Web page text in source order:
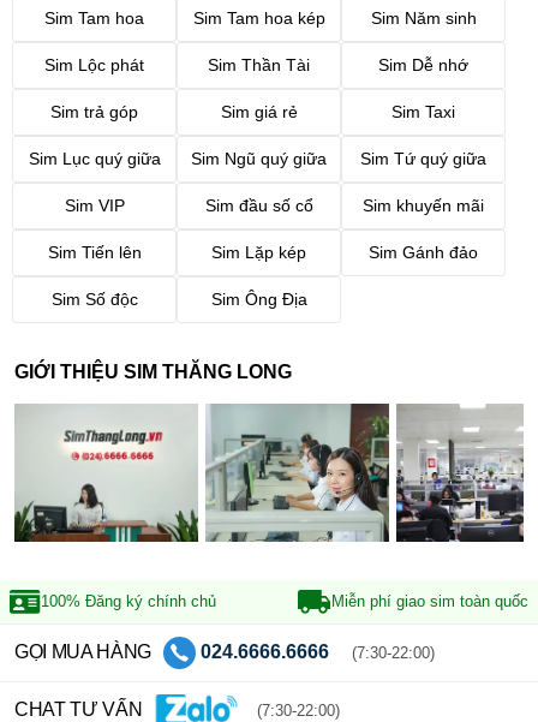
Sim Tam hoa Sim Tam hoa kép Sim Năm sinh
Sim Lộc phát Sim Thần Tài Sim Dễ nhớ
Sim trả góp Sim giá rẻ Sim Taxi
Sim Lục quý giữa Sim Ngũ quý giữa Sim Tứ quý giữa
Sim VIP Sim đầu số cổ Sim khuyến mãi
Sim Tiến lên Sim Lặp kép Sim Gánh đảo
Sim Số độc Sim Ông Địa
GIỚI THIỆU SIM THĂNG LONG
100% Đăng ký chính chủ Miễn phí giao sim toàn quốc
GỌI MUA HÀNG 024.6666.6666 (7:30-22:00)
CHAT TƯ VẤN (7:30-22:00)